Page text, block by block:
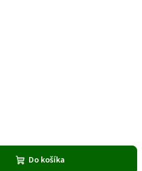
Do košíka